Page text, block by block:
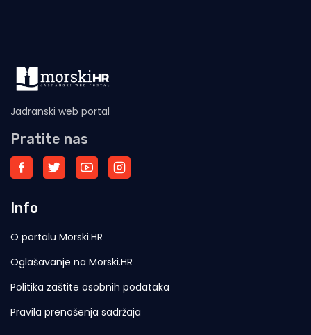
Jadranski web portal
Pratite nas
Info
O portalu Morski.HR
Oglašavanje na Morski.HR
Politika zaštite osobnih podataka
Pravila prenošenja sadržaja